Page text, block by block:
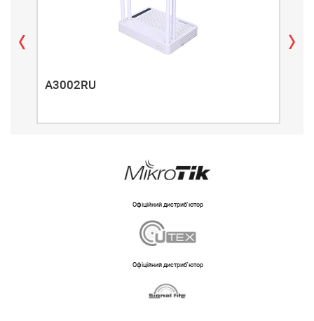
A3002RU
Офіційний дистриб'ютор
Офіційний дистриб'ютор